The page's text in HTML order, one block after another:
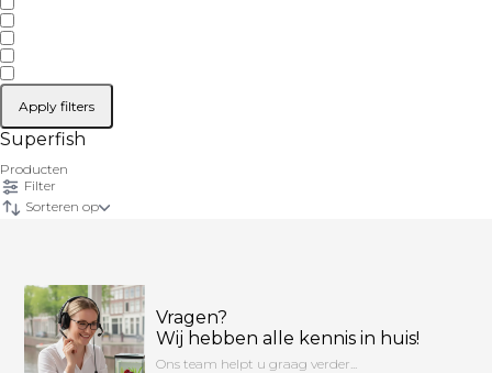
Apply filters
Superfish
Producten
Filter
Sorteren op
Vragen?
Wij hebben alle kennis in huis!
Ons team helpt u graag verder...